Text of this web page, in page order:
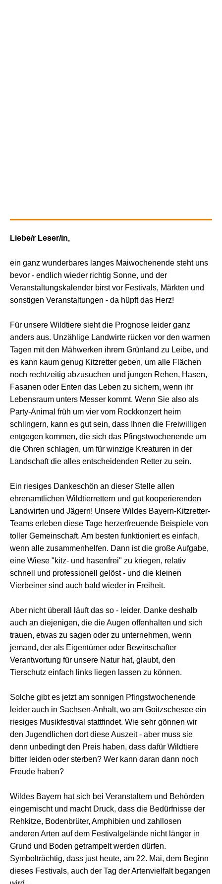
Liebe/r Leser/in,
ein ganz wunderbares langes Maiwochenende steht uns
bevor - endlich wieder richtig Sonne, und der
Veranstaltungskalender birst vor Festivals, Märkten und
sonstigen Veranstaltungen - da hüpft das Herz!
Für unsere Wildtiere sieht die Prognose leider ganz
anders aus. Unzählige Landwirte rücken vor den warmen
Tagen mit den Mähwerken ihrem Grünland zu Leibe, und
es kann kaum genug Kitzretter geben, um alle Flächen
noch rechtzeitig abzusuchen und jungen Rehen, Hasen,
Fasanen oder Enten das Leben zu sichern, wenn ihr
Lebensraum unters Messer kommt. Wenn Sie also als
Party-Animal früh um vier vom Rockkonzert heim
schlingern, kann es gut sein, dass Ihnen die Freiwilligen
entgegen kommen, die sich das Pfingstwochenende um
die Ohren schlagen, um für winzige Kreaturen in der
Landschaft die alles entscheidenden Retter zu sein.
Ein riesiges Dankeschön an dieser Stelle allen
ehrenamtlichen Wildtierrettern und gut kooperierenden
Landwirten und Jägern! Unsere Wildes Bayern-Kitzretter-
Teams erleben diese Tage herzerfreuende Beispiele von
toller Gemeinschaft. Am besten funktioniert es einfach,
wenn alle zusammenhelfen. Dann ist die große Aufgabe,
eine Wiese "kitz- und hasenfrei" zu kriegen, relativ
schnell und professionell gelöst - und die kleinen
Vierbeiner sind auch bald wieder in Freiheit.
Aber nicht überall läuft das so - leider. Danke deshalb
auch an diejenigen, die die Augen offenhalten und sich
trauen, etwas zu sagen oder zu unternehmen, wenn
jemand, der als Eigentümer oder Bewirtschafter
Verantwortung für unsere Natur hat, glaubt, den
Tierschutz einfach links liegen lassen zu können.
Solche gibt es jetzt am sonnigen Pfingstwochenende
leider auch in Sachsen-Anhalt, wo am Goitzschesee ein
riesiges Musikfestival stattfindet. Wie sehr gönnen wir
den Jugendlichen dort diese Auszeit - aber muss sie
denn unbedingt den Preis haben, dass dafür Wildtiere
bitter leiden oder sterben? Wer kann daran dann noch
Freude haben?
Wildes Bayern hat sich bei Veranstaltern und Behörden
eingemischt und macht Druck, dass die Bedürfnisse der
Rehkitze, Bodenbrüter, Amphibien und zahllosen
anderen Arten auf dem Festivalgelände nicht länger in
Grund und Boden getrampelt werden dürfen.
Symbolträchtig, dass just heute, am 22. Mai, dem Beginn
dieses Festivals, auch der Tag der Artenvielfalt begangen